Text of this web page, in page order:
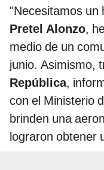
"Necesitamos un
Pretel Alonzo,
medio de un
junio. Asimismo,
República,
con el Ministerio
brinden una
lograron obtener